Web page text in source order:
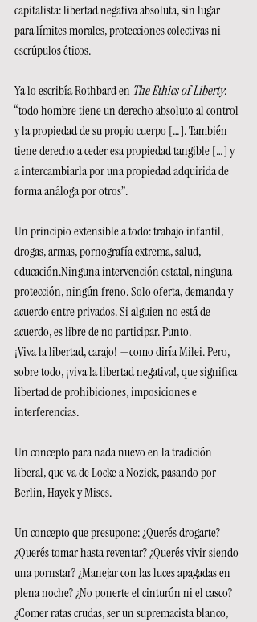
capitalista: libertad negativa absoluta, sin lugar
para límites morales, protecciones colectivas ni
escrúpulos éticos.
Ya lo escribía Rothbard en The Ethics of Liberty:
“todo hombre tiene un derecho absoluto al control
y la propiedad de su propio cuerpo […]. También
tiene derecho a ceder esa propiedad tangible […] y
a intercambiarla por una propiedad adquirida de
forma análoga por otros”.
Un principio extensible a todo: trabajo infantil,
drogas, armas, pornografía extrema, salud,
educación.Ninguna intervención estatal, ninguna
protección, ningún freno. Solo oferta, demanda y
acuerdo entre privados. Si alguien no está de
acuerdo, es libre de no participar. Punto.
¡Viva la libertad, carajo! —como diría Milei. Pero,
sobre todo, ¡viva la libertad negativa!, que significa
libertad de prohibiciones, imposiciones e
interferencias.
Un concepto para nada nuevo en la tradición
liberal, que va de Locke a Nozick, pasando por
Berlin, Hayek y Mises.
Un concepto que presupone: ¿Querés drogarte?
¿Querés tomar hasta reventar? ¿Querés vivir siendo
una pornstar? ¿Manejar con las luces apagadas en
plena noche? ¿No ponerte el cinturón ni el casco?
¿Comer ratas crudas, ser un supremacista blanco,